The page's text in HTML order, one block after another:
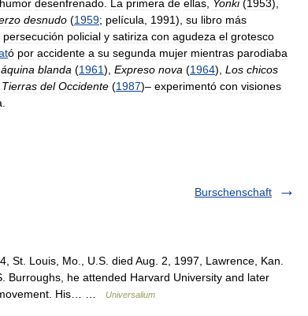
humor desenfrenado La primera de ellas Yonki(1953),
desnudo (1959; película 1991), su libro más
persecución policial y satiriza con agudeza el grotesco
ó por accidente a su segunda mujer mientras parodiaba
blanda (1961), Expreso nova (1964), Los chicos
Tierras del Occidente (1987)– experimentó con visiones
Burschenschaft
St. Louis, Mo., U.S. died Aug. 2, 1997, Lawrence, Kan.
Burroughs, he attended Harvard University and later
movement. His… …
Universalium